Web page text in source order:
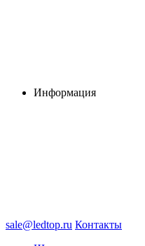
Информация
sale@ledtop.ru Контакты